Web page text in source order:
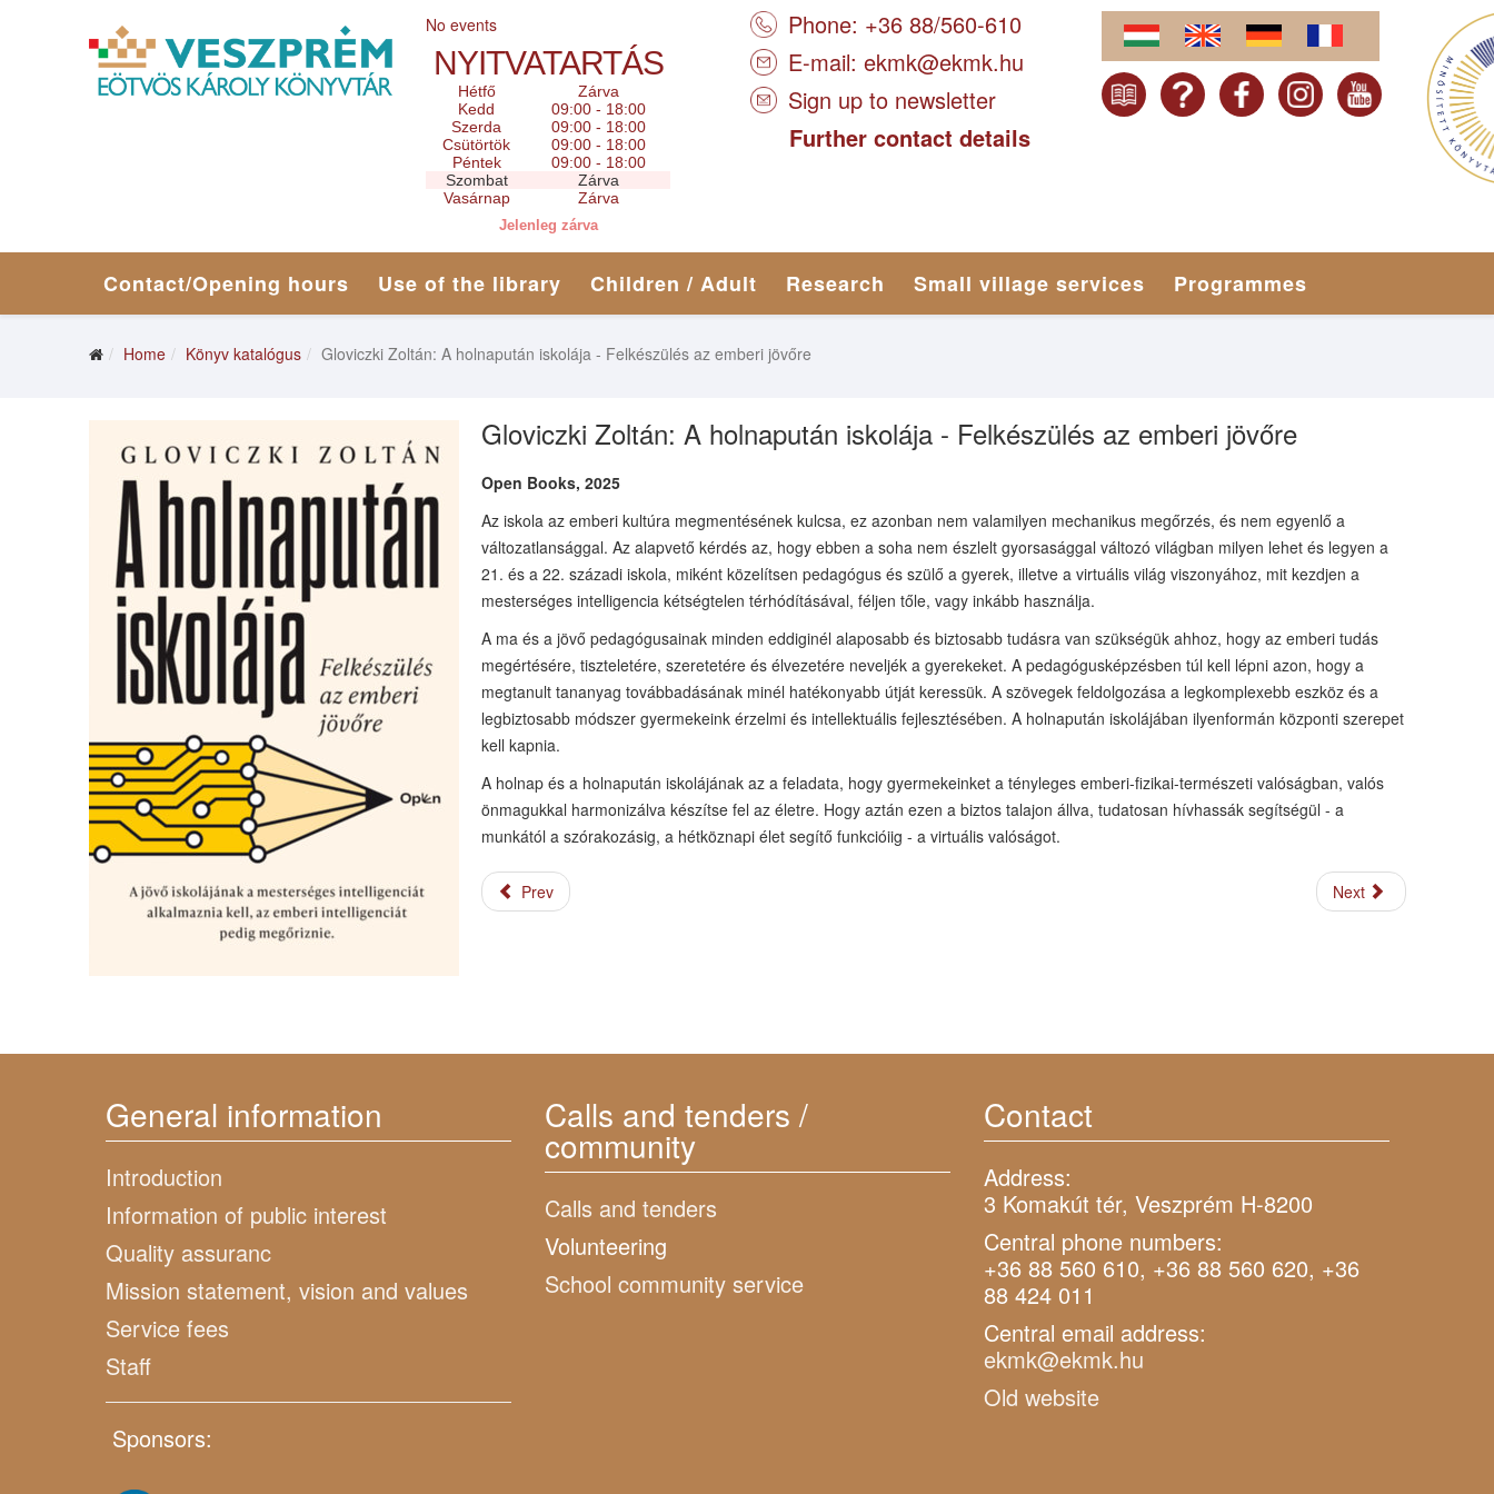
No events
NYITVATARTÁS
Hétfő
Zárva
Kedd
09:00 - 18:00
Szerda
09:00 - 18:00
Csütörtök
09:00 - 18:00
Péntek
09:00 - 18:00
Szombat
Zárva
Vasárnap
Zárva
Jelenleg zárva
Phone: +36 88/560-610
E-mail: ekmk@ekmk.hu
Sign up to newsletter
Further contact details
Contact/Opening hours Use of the library Children / Adult Research Small village services Programmes
Home Könyv katalógus Gloviczki Zoltán: A holnapután iskolája - Felkészülés az emberi jövőre
Gloviczki Zoltán: A holnapután iskolája - Felkészülés az emberi jövőre
Open Books, 2025
Az iskola az emberi kultúra megmentésének kulcsa, ez azonban nem valamilyen mechanikus megőrzés, és nem egyenlő a
változatlansággal. Az alapvető kérdés az, hogy ebben a soha nem észlelt gyorsasággal változó világban milyen lehet és legyen a
21. és a 22. századi iskola, miként közelítsen pedagógus és szülő a gyerek, illetve a virtuális világ viszonyához, mit kezdjen a
mesterséges intelligencia kétségtelen térhódításával, féljen tőle, vagy inkább használja.
A ma és a jövő pedagógusainak minden eddiginél alaposabb és biztosabb tudásra van szükségük ahhoz, hogy az emberi tudás
megértésére, tiszteletére, szeretetére és élvezetére neveljék a gyerekeket. A pedagógusképzésben túl kell lépni azon, hogy a
megtanult tananyag továbbadásának minél hatékonyabb útját keressük. A szövegek feldolgozása a legkomplexebb eszköz és a
legbiztosabb módszer gyermekeink érzelmi és intellektuális fejlesztésében. A holnapután iskolájában ilyenformán központi szerepet
kell kapnia.
A holnap és a holnapután iskolájának az a feladata, hogy gyermekeinket a tényleges emberi-fizikai-természeti valóságban, valós
önmagukkal harmonizálva készítse fel az életre. Hogy aztán ezen a biztos talajon állva, tudatosan hívhassák segítségül - a
munkától a szórakozásig, a hétköznapi élet segítő funkcióiig - a virtuális valóságot.
Prev Next
General information
Introduction
Information of public interest
Quality assuranc
Mission statement, vision and values
Service fees
Staff
Sponsors:
Calls and tenders /
community
Calls and tenders
Volunteering
School community service
Contact
Address:
3 Komakút tér, Veszprém H-8200
Central phone numbers:
+36 88 560 610, +36 88 560 620, +36
88 424 011
Central email address:
ekmk@ekmk.hu
Old website